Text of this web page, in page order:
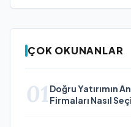
ÇOK OKUNANLAR
01 Doğru Yatırımın
Firmaları Nasıl